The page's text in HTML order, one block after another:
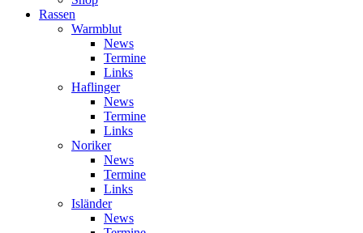
Rassen
Warmblut
News
Termine
Links
Haflinger
News
Termine
Links
Noriker
News
Termine
Links
Isländer
News